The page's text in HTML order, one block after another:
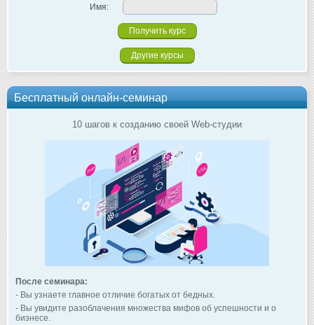
Имя:
Другие курсы
Бесплатный онлайн-семинар
10 шагов к созданию своей Web-студии
После семинара:
- Вы узнаете главное отличие богатых от бедных.
- Вы увидите разоблачения множества мифов об успешности и о
бизнесе.